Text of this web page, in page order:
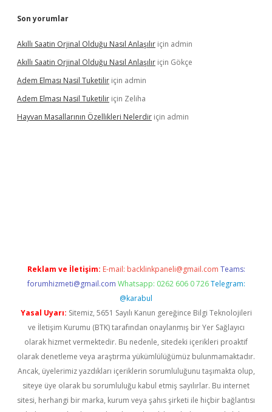
Son yorumlar
Akıllı Saatin Orjinal Olduğu Nasıl Anlaşılır için admin
Akıllı Saatin Orjinal Olduğu Nasıl Anlaşılır için Gökçe
Adem Elması Nasil Tuketilir için admin
Adem Elması Nasil Tuketilir için Zeliha
Hayvan Masallarının Özellikleri Nelerdir için admin
Reklam ve İletişim: E-mail: backlinkpaneli@gmail.com Teams:
forumhizmeti@gmail.com Whatsapp: 0262 606 0 726 Telegram:
@karabul
Yasal Uyarı: Sitemiz, 5651 Sayılı Kanun gereğince Bilgi Teknolojileri
ve İletişim Kurumu (BTK) tarafından onaylanmış bir Yer Sağlayıcı
olarak hizmet vermektedir. Bu nedenle, sitedeki içerikleri proaktif
olarak denetleme veya araştırma yükümlülüğümüz bulunmamaktadır.
Ancak, üyelerimiz yazdıkları içeriklerin sorumluluğunu taşımakta olup,
siteye üye olarak bu sorumluluğu kabul etmiş sayılırlar. Bu internet
sitesi, herhangi bir marka, kurum veya şahıs şirketi ile hiçbir bağlantısı